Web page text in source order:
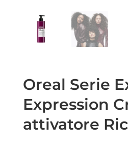
Oreal Serie
Expression
attivatore